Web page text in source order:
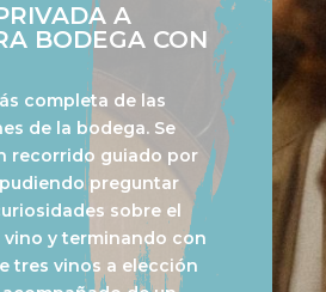
A
BODEGA CON
completa de las
de la bodega. Se
recorrido guiado por
preguntar
sobre el
vino y terminando con
tres vinos a elección